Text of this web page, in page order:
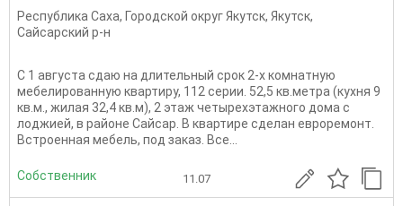
Республика Саха, Городской округ Якутск, Якутск,
Сайсарский р-н
С 1 августа сдаю на длительный срок 2-х комнатную
мебелированную квартиру, 112 серии. 52,5 кв.метра (кухня 9
кв.м., жилая 32,4 кв.м), 2 этаж четырехэтажного дома с
лоджией, в районе Сайсар. В квартире сделан евроремонт.
Встроенная мебель, под заказ. Все...
Собственник 11.07